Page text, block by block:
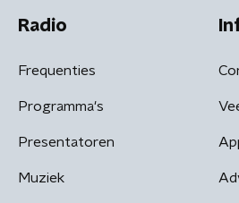
Radio
Frequenties
Programma's
Presentatoren
Muziek